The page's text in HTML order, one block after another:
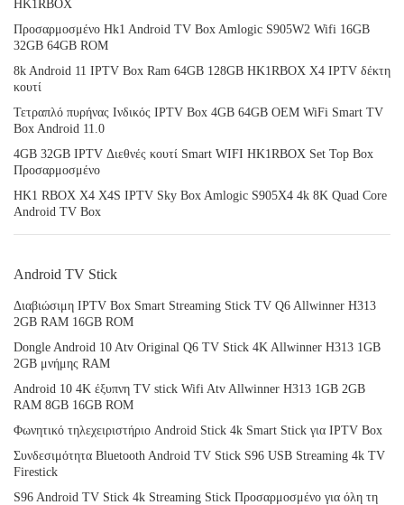
HK1RBOX
Προσαρμοσμένο Hk1 Android TV Box Amlogic S905W2 Wifi 16GB
32GB 64GB ROM
8k Android 11 IPTV Box Ram 64GB 128GB HK1RBOX X4 IPTV δέκτη
κουτί
Τετραπλό πυρήνας Ινδικός IPTV Box 4GB 64GB OEM WiFi Smart TV
Box Android 11.0
4GB 32GB IPTV Διεθνές κουτί Smart WIFI HK1RBOX Set Top Box
Προσαρμοσμένο
HK1 RBOX X4 X4S IPTV Sky Box Amlogic S905X4 4k 8K Quad Core
Android TV Box
Android TV Stick
Διαβιώσιμη IPTV Box Smart Streaming Stick TV Q6 Allwinner H313
2GB RAM 16GB ROM
Dongle Android 10 Atv Original Q6 TV Stick 4K Allwinner H313 1GB
2GB μνήμης RAM
Android 10 4K έξυπνη TV stick Wifi Atv Allwinner H313 1GB 2GB
RAM 8GB 16GB ROM
Φωνητικό τηλεχειριστήριο Android Stick 4k Smart Stick για IPTV Box
Συνδεσιμότητα Bluetooth Android TV Stick S96 USB Streaming 4k TV
Firestick
S96 Android TV Stick 4k Streaming Stick Προσαρμοσμένο για όλη τη